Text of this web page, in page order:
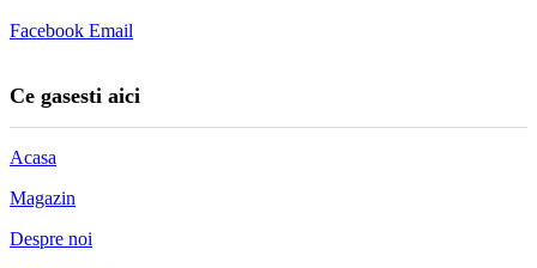
Facebook Email
Ce gasesti aici
Acasa
Magazin
Despre noi